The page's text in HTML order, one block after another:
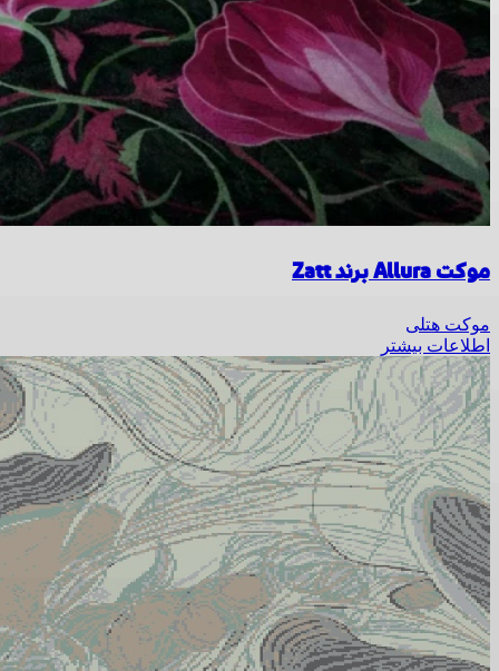
موکت Allura برند Zatt
موکت هتلی
اطلاعات بیشتر